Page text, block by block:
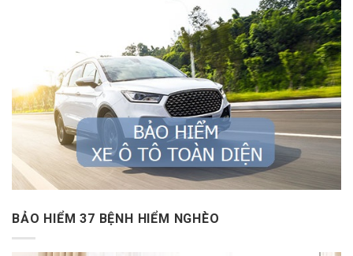
BẢO HIỂM 37 BỆNH HIỂM NGHÈO